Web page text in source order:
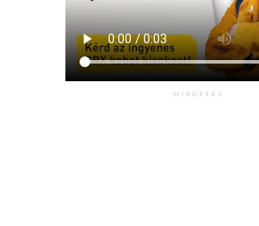
HIRDETÉS